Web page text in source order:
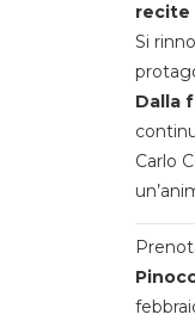
recite
Si
Dalla
Carlo